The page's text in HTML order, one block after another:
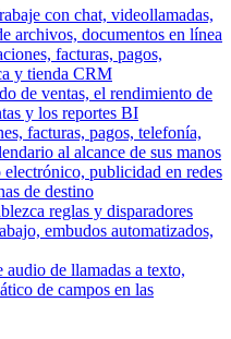
con chat, videollamadas,
archivos, documentos en línea
facturas, pagos,
y tienda CRM
de ventas, el rendimiento de
y los reportes BI
facturas, pagos, telefonía,
al alcance de sus manos
publicidad en redes
de destino
reglas y disparadores
embudos automatizados,
audio de llamadas a texto,
de campos en las